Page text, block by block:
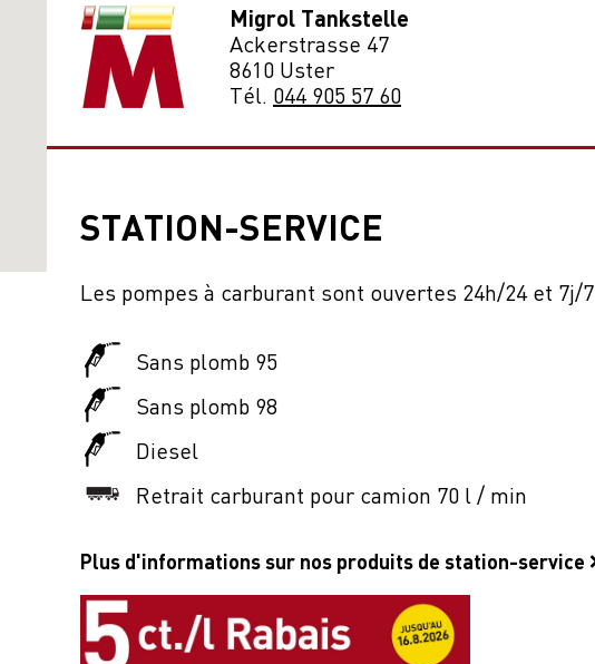
Migrol Tankstelle
Ackerstrasse 47
8610 Uster
Tél. 044 905 57 60
STATION-SERVICE
Les pompes à carburant sont ouvertes 24h/24 et 7j/7
Sans plomb 95
Sans plomb 98
Diesel
Retrait carburant pour camion 70 l / min
Plus d'informations sur nos produits de station-service